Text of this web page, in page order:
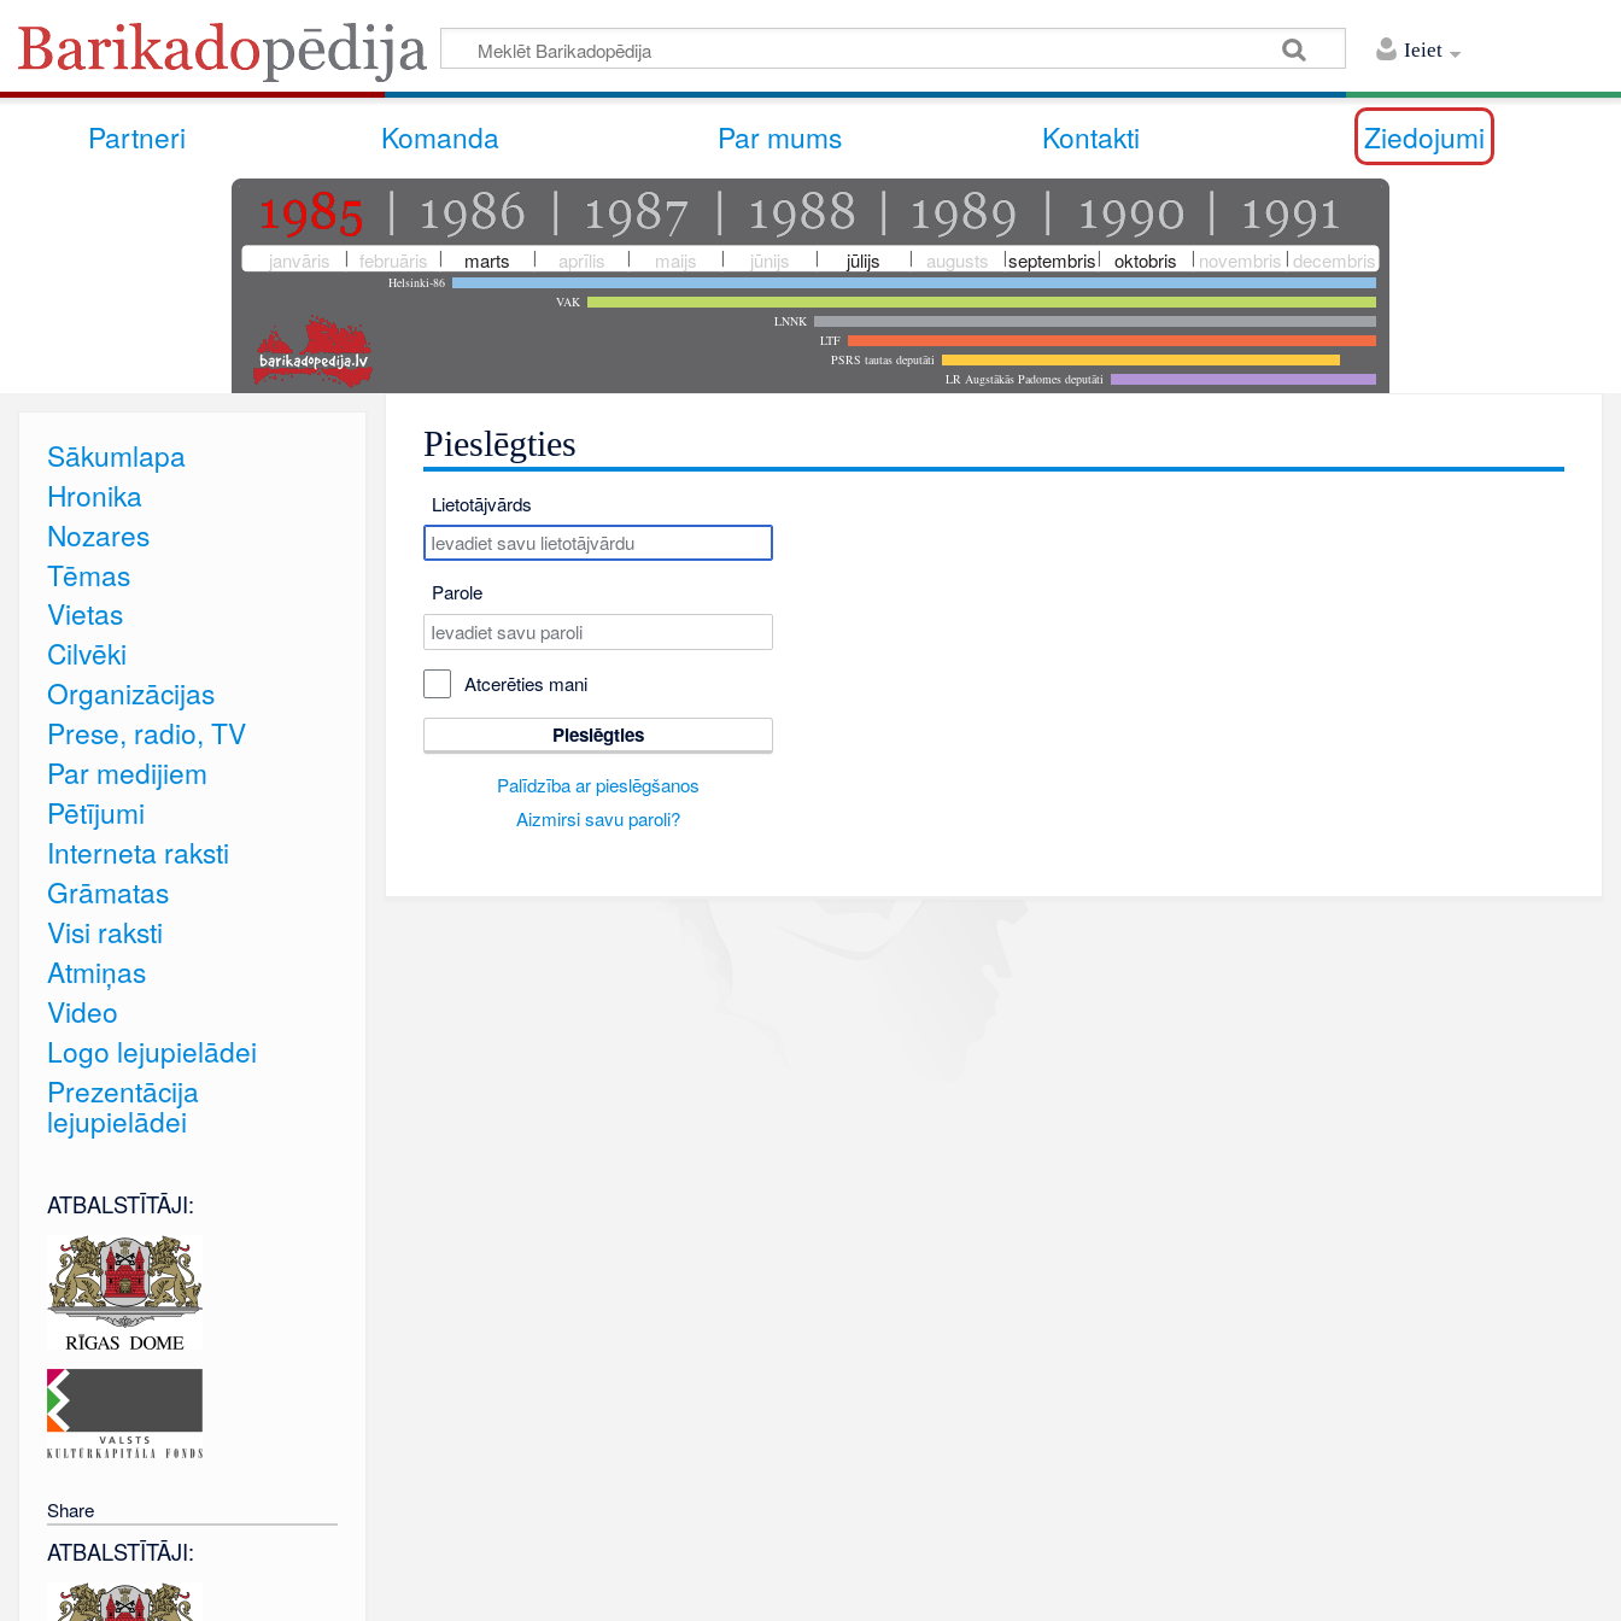
Ieiet
Partneri Komanda Par mums Kontakti Ziedojumi
janvāris februāris marts aprīlis maijs jūnijs jūlijs augusts septembris oktobris novembris decembris
Helsinki-86
VAK
LNNK
LTF
PSRS tautas deputāti
LR Augstākās Padomes deputāti
Pieslēgties
Lietotājvārds
Parole
Atcerēties mani
Pieslēgties
Palīdzība ar pieslēgšanos
Aizmirsi savu paroli?
Sākumlapa
Hronika
Nozares
Tēmas
Vietas
Cilvēki
Organizācijas
Prese, radio, TV
Par medijiem
Pētījumi
Interneta raksti
Grāmatas
Visi raksti
Atmiņas
Video
Logo lejupielādei
Prezentācija
lejupielādei
ATBALSTĪTĀJI:
Share
ATBALSTĪTĀJI: